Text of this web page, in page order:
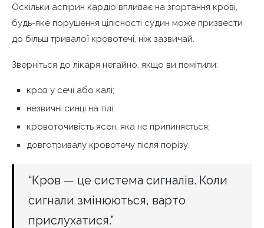
Оскільки аспірин кардіо впливає на згортання крові,
будь-яке порушення цілісності судин може призвести
до більш тривалої кровотечі, ніж зазвичай.
Зверніться до лікаря негайно, якщо ви помітили:
кров у сечі або калі;
незвичні синці на тілі;
кровоточивість ясен, яка не припиняється;
довготривалу кровотечу після порізу.
“Кров — це система сигналів. Коли
сигнали змінюються, варто
прислухатися.”